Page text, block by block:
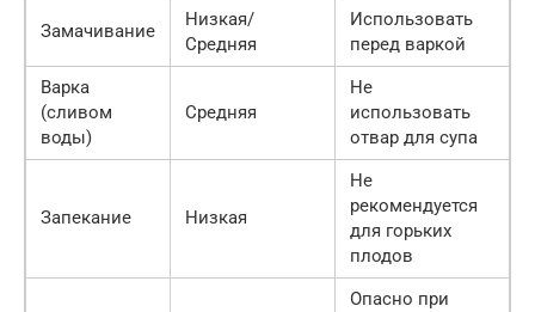
Замачивание
Низкая/
Средняя
Использовать
перед варкой
Варка
(сливом
воды)
Средняя
Не
использовать
отвар для супа
Запекание Низкая
Не
рекомендуется
для горьких
плодов
Опасно при